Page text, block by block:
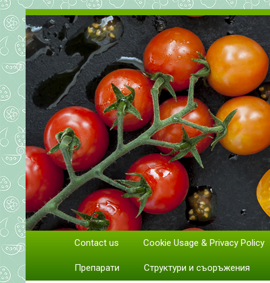
Всичко за доматите.
Отглеждане и грижи за домати
Contact us Cookie Usage & Privacy Policy
Препарати Структури и съоръжения